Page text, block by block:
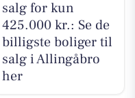
salg for kun
425.000 kr.: Se de
billigste boliger til
salg i Allingåbro
her